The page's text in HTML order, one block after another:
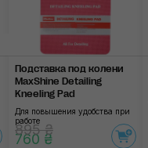
Подставка под колени
MaxShine Detailing
Kneeling Pad
Для повышения удобства при
работе
895 ₴
760 ₴